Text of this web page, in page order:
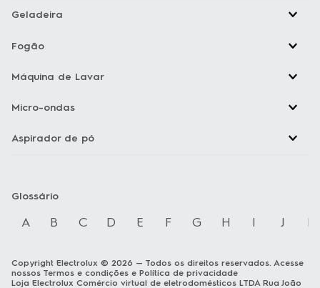
Geladeira
Fogão
Máquina de Lavar
Micro-ondas
Aspirador de pó
Glossário
A B C D E F G H I J K
Copyright Electrolux © 2026 — Todos os direitos reservados. Acesse
nossos Termos e condições e Política de privacidade
Loja Electrolux Comércio virtual de eletrodomésticos LTDA Rua João